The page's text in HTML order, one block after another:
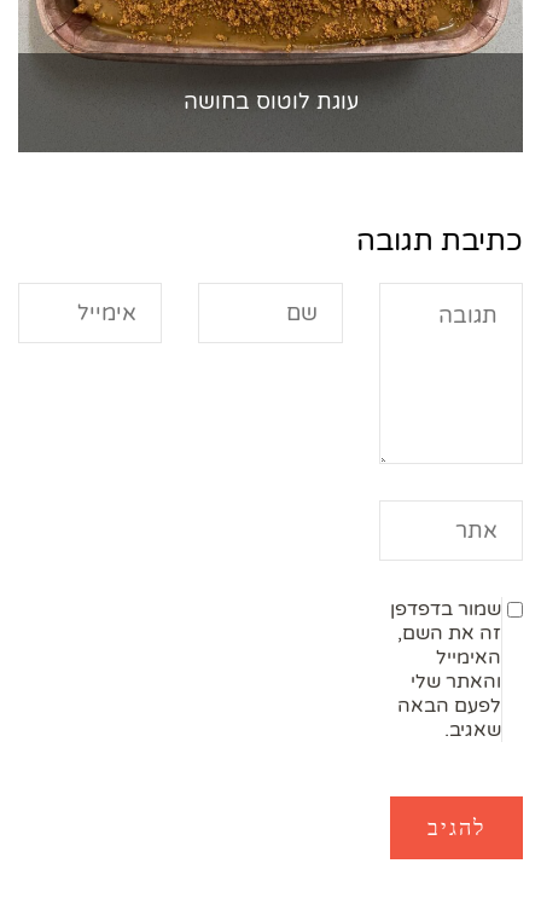
עוגת לוטוס בחושה
כתיבת תגובה
שמור בדפדפן
זה את השם,
האימייל
והאתר שלי
לפעם הבאה
שאגיב.